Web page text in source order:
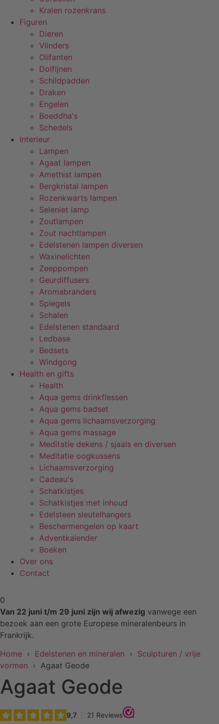
Kralen rozenkrans
Figuren
Dieren
Vlinders
Olifanten
Dolfijnen
Schildpadden
Draken
Engelen
Boeddha's
Schedels
Interieur
Lampen
Agaat lampen
Amethist lampen
Bergkristal lampen
Rozenkwarts lampen
Seleniet lamp
Zoutlampen
Zout nachtlampen
Edelstenen lampen diversen
Waxinelichten
Zeeppompen
Geurdiffusers
Aromabranders
Spiegels
Schalen
Edelstenen standaard
Ledbase
Bedsets
Windgong
Health en gifts
Health
Aqua gems drinkflessen
Aqua gems badset
Aqua gems lichaamsverzorging
Aqua gems massage
Meditatie dekens / sjaals en diversen
Meditatie oogkussens
Lichaamsverzorging
Cadeau's
Schatkistjes
Schatkistjes met inhoud
Edelsteen sleutelhangers
Beschermengelen op kaart
Adventkalender
Boeken
Over ons
Contact
0
Van 22 juni t/m 29 juni zijn wij afwezig vanwege een
bezoek aan een grote Europese mineralenbeurs in
Frankrijk.
Home › Edelstenen en mineralen › Sculpturen / vrije
vormen › Agaat Geode
Agaat Geode